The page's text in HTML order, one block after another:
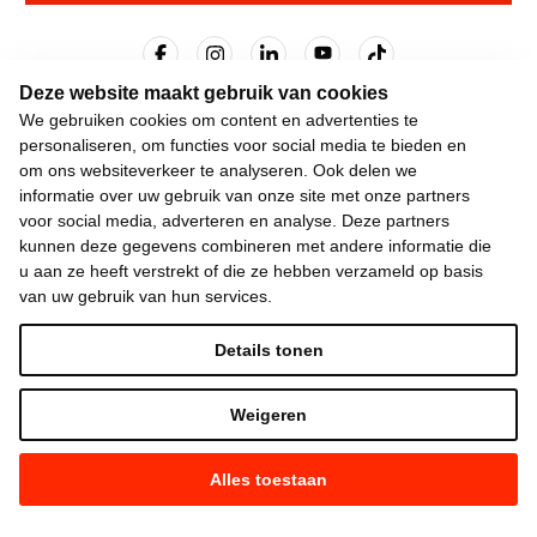
Deze website maakt gebruik van cookies
We gebruiken cookies om content en advertenties te
personaliseren, om functies voor social media te bieden en
om ons websiteverkeer te analyseren. Ook delen we
informatie over uw gebruik van onze site met onze partners
voor social media, adverteren en analyse. Deze partners
kunnen deze gegevens combineren met andere informatie die
u aan ze heeft verstrekt of die ze hebben verzameld op basis
van uw gebruik van hun services.
Alles toestaan
Weigeren
Details tonen
©2026Vooruit —Privacyverklaring—Gebruiksvoorwaarden—Cookieverklaring
—Gemaakt met NationBuilder